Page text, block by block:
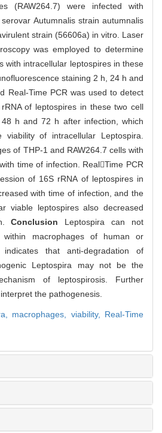
(RAW264.7) were infected with
Autumnalis strain autumnalis
strain (56606a) in vitro. Laser
was employed to determine
with intracellular leptospires in these
staining 2 h, 24 h and
Real-Time PCR was used to detect
of leptospires in these two cell
h and 72 h after infection, which
viability of intracellular Leptospira.
of THP-1 and RAW264.7 cells with
time of infection. RealTime PCR
of 16S rRNA of leptospires in
with time of infection, and the
viable leptospires also decreased
Conclusion Leptospira can not
within macrophages of human or
that anti-degradation of
Leptospira may not be the
of leptospirosis. Further
the pathogenesis.
macrophages, viability, Real-Time